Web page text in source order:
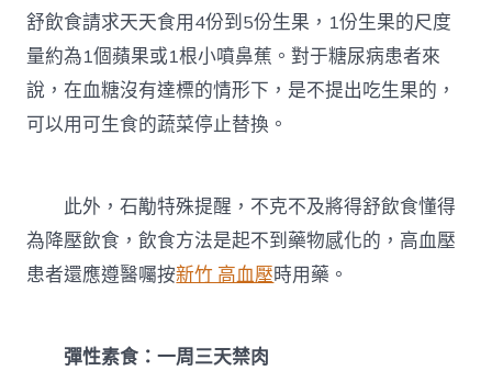
舒飲食請求天天食用4份到5份生果，1份生果的尺度
量約為1個蘋果或1根小噴鼻蕉。對于糖尿病患者來
說，在血糖沒有達標的情形下，是不提出吃生果的，
可以用可生食的蔬菜停止替換。
此外，石勱特殊提醒，不克不及將得舒飲食懂得
為降壓飲食，飲食方法是起不到藥物感化的，高血壓
患者還應遵醫囑按新竹 高血壓時用藥。
彈性素食：一周三天禁肉